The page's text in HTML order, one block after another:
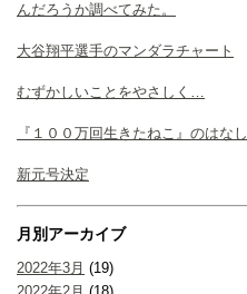
んだろうか調べてみた。
大谷翔平選手のマンダラチャート
むずかしいことをやさしく…
『１００万回生きたねこ』のはなし
新元号決定
月別アーカイブ
2022年3月 (19)